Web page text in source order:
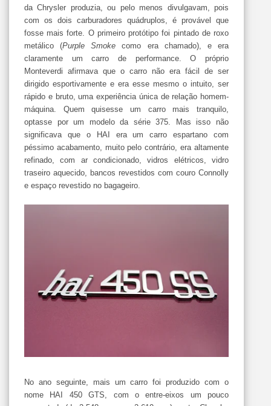
da Chrysler produzia, ou pelo menos divulgavam, pois
com os dois carburadores quádruplos, é provável que
fosse mais forte. O primeiro protótipo foi pintado de roxo
metálico (Purple Smoke como era chamado), e era
claramente um carro de performance. O próprio
Monteverdi afirmava que o carro não era fácil de ser
dirigido esportivamente e era esse mesmo o intuito, ser
rápido e bruto, uma experiência única de relação homem-
máquina. Quem quisesse um carro mais tranquilo,
optasse por um modelo da série 375. Mas isso não
significava que o HAI era um carro espartano com
péssimo acabamento, muito pelo contrário, era altamente
refinado, com ar condicionado, vidros elétricos, vidro
traseiro aquecido, bancos revestidos com couro Connolly
e espaço revestido no bagageiro.
No ano seguinte, mais um carro foi produzido com o
nome HAI 450 GTS, com o entre-eixos um pouco